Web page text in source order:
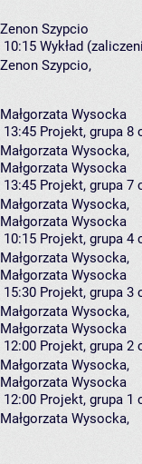
Zenon Szypcio
10:15 Wykład
Zenon Szypcio,
Małgorzata Wysocka
13:45 Projekt, grupa 8
Małgorzata Wysocka,
Małgorzata Wysocka
13:45 Projekt, grupa 7
Małgorzata Wysocka,
Małgorzata Wysocka
10:15 Projekt, grupa 4
Małgorzata Wysocka,
Małgorzata Wysocka
15:30 Projekt, grupa 3
Małgorzata Wysocka,
Małgorzata Wysocka
12:00 Projekt, grupa 2
Małgorzata Wysocka,
Małgorzata Wysocka
12:00 Projekt, grupa 1
Małgorzata Wysocka,